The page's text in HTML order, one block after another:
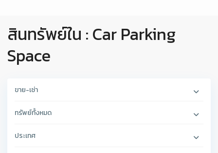
สินทรัพย์ใน : Car Parking
Space
ขาย-เช่า
ทรัพย์ทั้งหมด
ประเทศ